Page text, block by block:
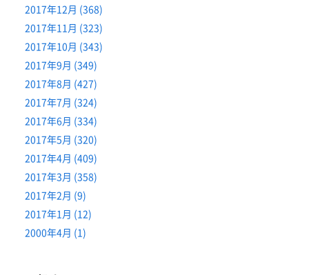
2017年12月 (368)
2017年11月 (323)
2017年10月 (343)
2017年9月 (349)
2017年8月 (427)
2017年7月 (324)
2017年6月 (334)
2017年5月 (320)
2017年4月 (409)
2017年3月 (358)
2017年2月 (9)
2017年1月 (12)
2000年4月 (1)